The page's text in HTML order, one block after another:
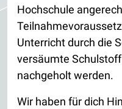
Hochschule
Unterricht durch die
versäumte
nachgeholt werden.
Wir haben für dich